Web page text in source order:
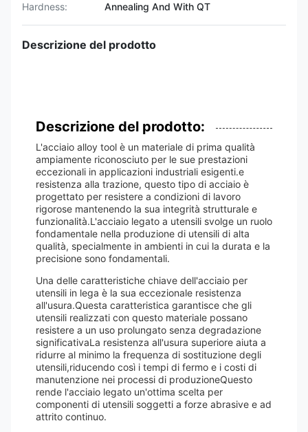
Hardness: Annealing And With QT
Descrizione del prodotto
Descrizione del prodotto:
L'acciaio alloy tool è un materiale di prima qualità
ampiamente riconosciuto per le sue prestazioni
eccezionali in applicazioni industriali esigenti.e
resistenza alla trazione, questo tipo di acciaio è
progettato per resistere a condizioni di lavoro
rigorose mantenendo la sua integrità strutturale e
funzionalità.L'acciaio legato a utensili svolge un ruolo
fondamentale nella produzione di utensili di alta
qualità, specialmente in ambienti in cui la durata e la
precisione sono fondamentali.
Una delle caratteristiche chiave dell'acciaio per
utensili in lega è la sua eccezionale resistenza
all'usura.Questa caratteristica garantisce che gli
utensili realizzati con questo materiale possano
resistere a un uso prolungato senza degradazione
significativaLa resistenza all'usura superiore aiuta a
ridurre al minimo la frequenza di sostituzione degli
utensili,riducendo così i tempi di fermo e i costi di
manutenzione nei processi di produzioneQuesto
rende l'acciaio legato un'ottima scelta per
componenti di utensili soggetti a forze abrasive e ad
attrito continuo.